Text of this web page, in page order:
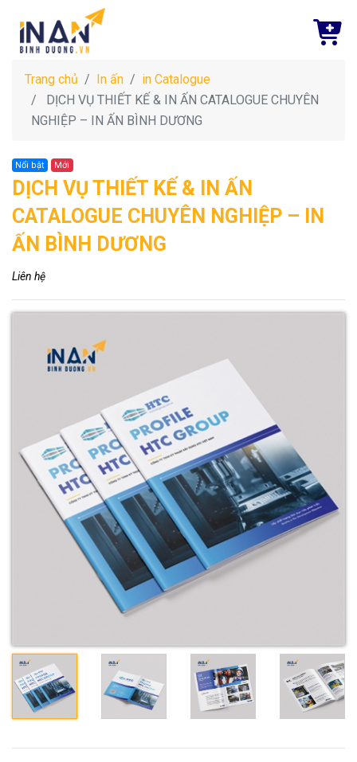
Trang chủ In ấn
in Catalogue
DỊCH VỤ THIẾT KẾ & IN ẤN CATALOGUE CHUYÊN
NGHIỆP – IN ẤN BÌNH DƯƠNG
Nổi bật Mới
DỊCH VỤ THIẾT KẾ & IN ẤN
CATALOGUE CHUYÊN NGHIỆP – IN
ẤN BÌNH DƯƠNG
Liên hệ